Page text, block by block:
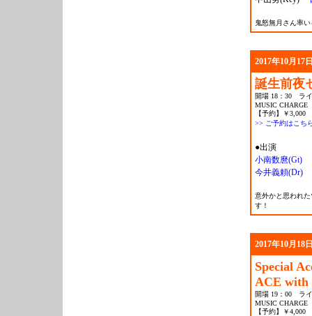
鬼怒無月さん率
2017年10月17
誕生前夜
開場 18：30 ラ
MUSIC CHARGE
【予約】￥
>> ご予約はこち
●出演
小南数麿(Gt)
今井義頼(Dr)
意外かと思われ
す！
2017年10月18
Special
ACE
開場 19：00 ラ
MUSIC CHARGE
【予約】￥